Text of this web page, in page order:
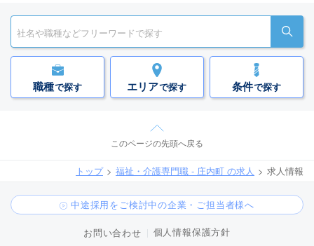
職種で探す エリアで探す 条件で探す
このページの先頭へ戻る
トップ 福祉・介護専門職 - 庄内町 の求人 求人情報
中途採用をご検討中の企業・ご担当者様へ
お問い合わせ 個人情報保護方針